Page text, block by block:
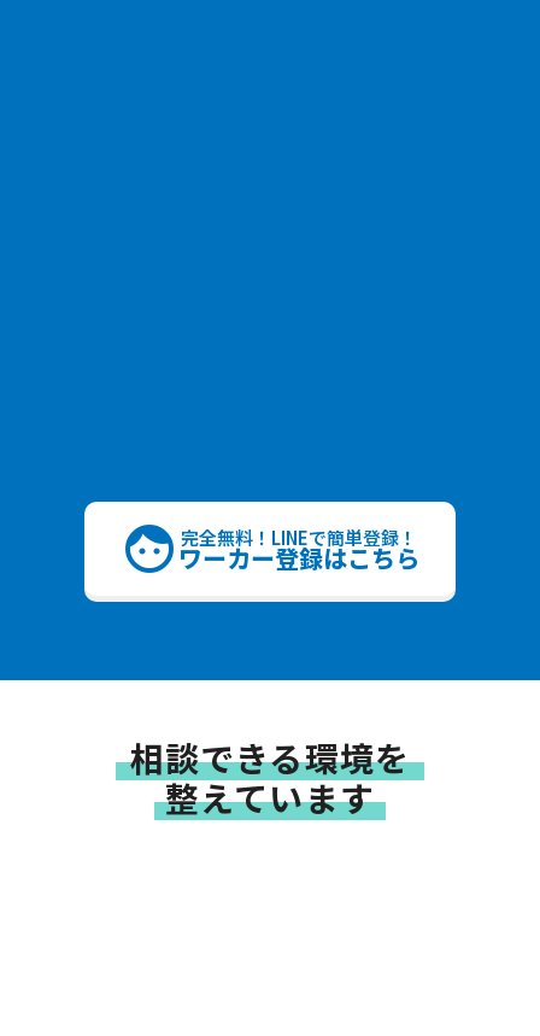
face 完全無料！LINEで簡単登録！
ワーカー登録はこちら
相談できる環境を
整えています